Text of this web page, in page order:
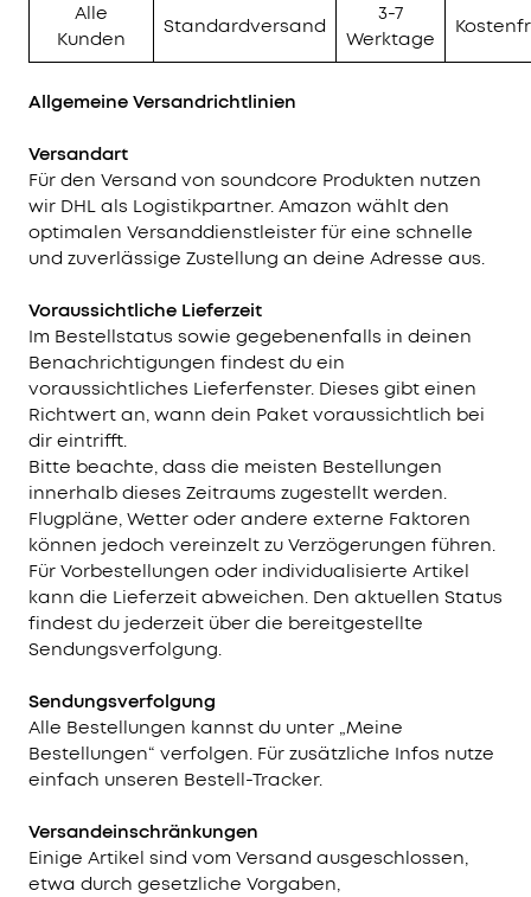
Alle
Kunden
Standardversand
3-7
Werktage
Allgemeine Versandrichtlinien
Versandart
Für den Versand von soundcore Produkten nutzen
wir DHL als Logistikpartner. Amazon wählt den
optimalen Versanddienstleister für eine schnelle
und zuverlässige Zustellung an deine Adresse aus.
Voraussichtliche Lieferzeit
Im Bestellstatus sowie gegebenenfalls in deinen
Benachrichtigungen findest du ein
voraussichtliches Lieferfenster. Dieses gibt einen
Richtwert an, wann dein Paket voraussichtlich bei
dir eintrifft.
Bitte beachte, dass die meisten Bestellungen
innerhalb dieses Zeitraums zugestellt werden.
Flugpläne, Wetter oder andere externe Faktoren
können jedoch vereinzelt zu Verzögerungen führen.
Für Vorbestellungen oder individualisierte Artikel
kann die Lieferzeit abweichen. Den aktuellen Status
findest du jederzeit über die bereitgestellte
Sendungsverfolgung.
Sendungsverfolgung
Alle Bestellungen kannst du unter „Meine
Bestellungen“ verfolgen. Für zusätzliche Infos nutze
einfach unseren Bestell-Tracker.
Versandeinschränkungen
Einige Artikel sind vom Versand ausgeschlossen,
etwa durch gesetzliche Vorgaben,